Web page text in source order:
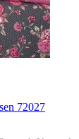
72027